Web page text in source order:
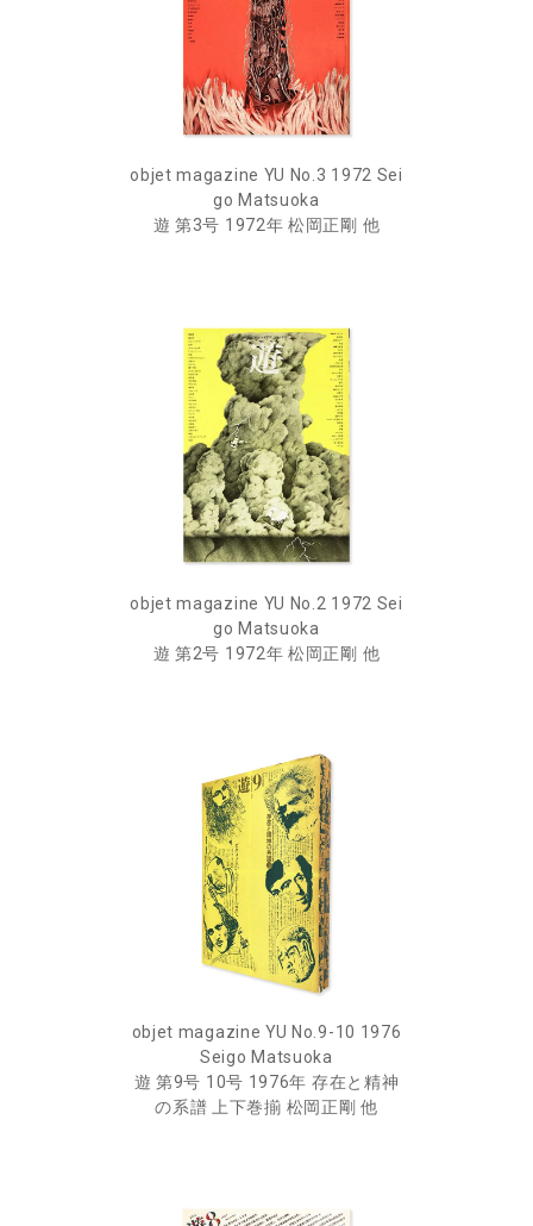
objet magazine YU No.3 1972 Sei
go Matsuoka
遊 第3号 1972年 松岡正剛 他
objet magazine YU No.2 1972 Sei
go Matsuoka
遊 第2号 1972年 松岡正剛 他
objet magazine YU No.9-10 1976
Seigo Matsuoka
遊 第9号 10号 1976年 存在と精神
の系譜 上下巻揃 松岡正剛 他